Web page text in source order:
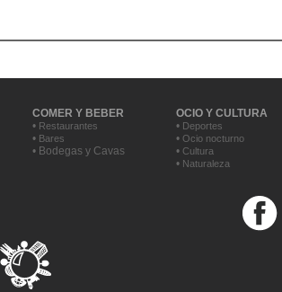
COMER Y BEBER
OCIO Y CULTURA
• Restaurantes • Deportes
• Bares • Ocio nocturno
• Bodegas y Cavas • Cultura
• Naturaleza